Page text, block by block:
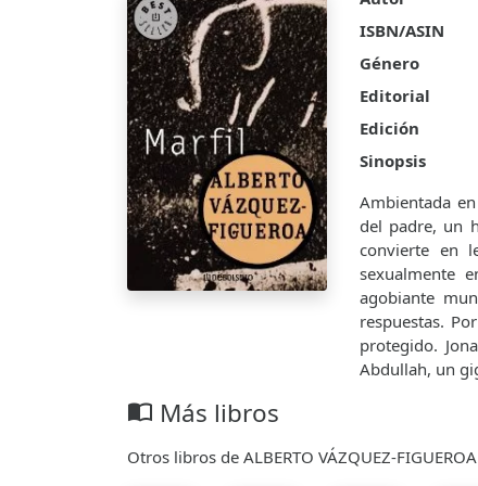
ISBN/ASIN
Género
Editorial
Edición
Sinopsis
Ambientada
del padre, un
convierte en
sexualmente
agobiante
respuestas.
protegido.
Abdullah, un
import_contacts Más libros
Otros libros de ALBERTO VÁZQUEZ-FIGUEROA